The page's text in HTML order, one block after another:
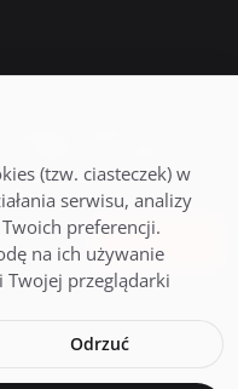
dobrane
Zapisz się
(tzw. ciasteczek) w
serwisu, analizy
preferencji.
na ich używanie
przeglądarki
Odrzuć